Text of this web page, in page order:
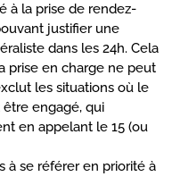
à la prise de rendez-
justifier une
dans les 24h. Cela
prise en charge ne peut
les situations où le
engagé, qui
en appelant le 15 (ou
à se référer en priorité à